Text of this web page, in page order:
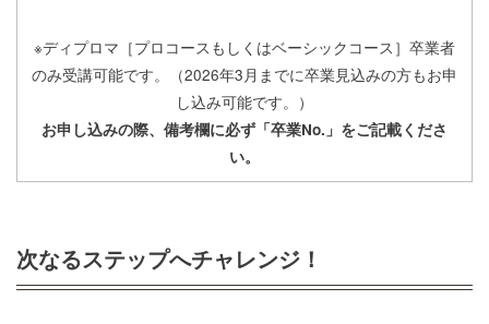
※ディプロマ［プロコースもしくはベーシックコース］卒業者
のみ受講可能です。（2026年3月までに卒業見込みの方もお申
し込み可能です。）
お申し込みの際、備考欄に必ず「卒業No.」をご記載くださ
い。
次なるステップへチャレンジ！